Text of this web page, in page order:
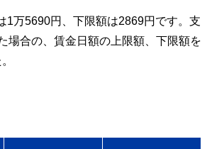
1万5690円、下限額は2869円です。支
場合の、賃金日額の上限額、下限額を